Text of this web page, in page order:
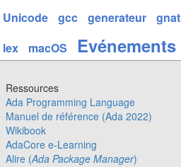
Unicode gcc generateur gnat
lex macOS Evénements
Ressources
Ada Programming Language
Manuel de référence (Ada 2022)
Wikibook
AdaCore e-Learning
Alire (Ada Package Manager)